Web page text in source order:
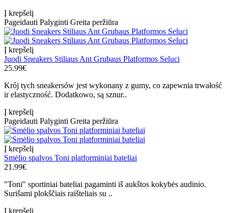
Į krepšelį
Pageidauti Palyginti Greita peržiūra
Į krepšelį
Juodi Sneakers Stiliaus Ant Grubaus Platformos Seluci
25.99€
Krój tych sneakersów jest wykonany z gumy, co zapewnia trwałość
ir elastyczność. Dodatkowo, są sznur..
Į krepšelį
Pageidauti Palyginti Greita peržiūra
Į krepšelį
Smėlio spalvos Toni platforminiai bateliai
21.99€
"Toni" sportiniai bateliai pagaminti iš aukštos kokybės audinio.
Surišami plokščiais raišteliais su ..
Į krepšelį